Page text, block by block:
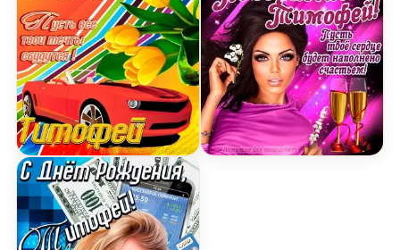
Картинка с днюхой Тимофею с пожеланием и
Открытка поздравляю